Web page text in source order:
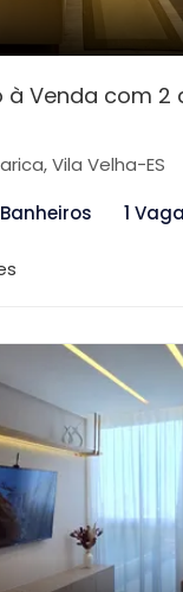
Venda com 2
Vila Velha-ES
1 Vaga